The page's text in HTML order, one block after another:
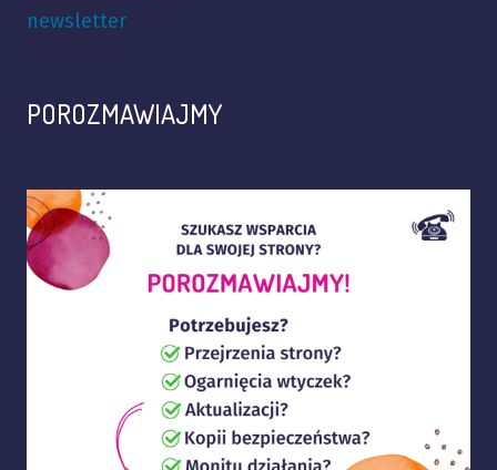
newsletter
POROZMAWIAJMY